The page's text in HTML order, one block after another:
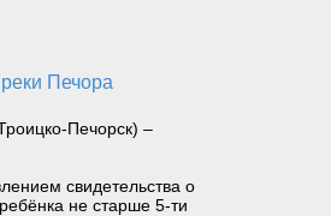
Печорск) –
свидетельства о
не старше 5-ти